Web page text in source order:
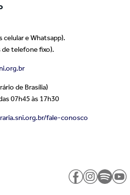
celular e Whatsapp).
de telefone fixo).
de Brasília)
07h45 às 17h30
fale-conosco